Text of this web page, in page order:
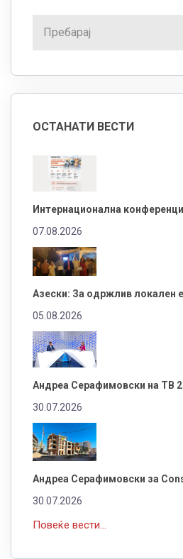
ОСТАНАТИ ВЕСТИ
Интернационална
07.08.2026
Азески: За одржлив локален
05.08.2026
Андреа Серафимовски на ТВ
30.07.2026
Андреа Серафимовски за
30.07.2026
Повеќе вести...